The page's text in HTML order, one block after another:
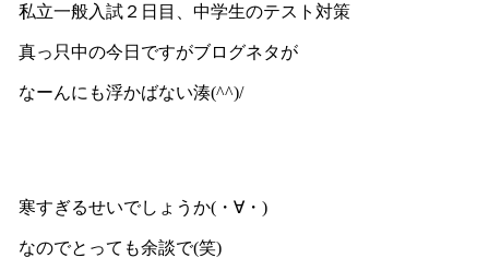
私立一般入試２日目、中学生のテスト対策
真っ只中の今日ですがブログネタが
なーんにも浮かばない湊(^^)/
寒すぎるせいでしょうか(・∀・)
なのでとっても余談で(笑)